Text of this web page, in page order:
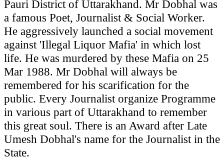
Pauri District of Uttarakhand. Mr Dobhal was
a famous Poet, Journalist & Social Worker.
He aggressively launched a social movement
against 'Illegal Liquor Mafia' in which lost
life. He was murdered by these Mafia on 25
Mar 1988. Mr Dobhal will always be
remembered for his scarification for the
public. Every Journalist organize Programme
in various part of Uttarakhand to remember
this great soul. There is an Award after Late
Umesh Dobhal's name for the Journalist in the
State.